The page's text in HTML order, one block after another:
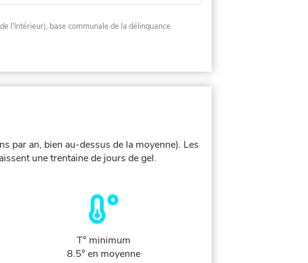
l'Intérieur), base communale de la délinquance
par an, bien au-dessus de la moyenne). Les
une trentaine de jours de gel.
T° minimum
8.5° en moyenne